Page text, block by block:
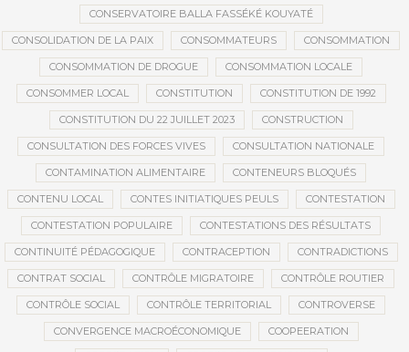
CONSERVATOIRE BALLA FASSÉKÉ KOUYATÉ
CONSOLIDATION DE LA PAIX CONSOMMATEURS CONSOMMATION
CONSOMMATION DE DROGUE CONSOMMATION LOCALE
CONSOMMER LOCAL CONSTITUTION CONSTITUTION DE 1992
CONSTITUTION DU 22 JUILLET 2023 CONSTRUCTION
CONSULTATION DES FORCES VIVES CONSULTATION NATIONALE
CONTAMINATION ALIMENTAIRE CONTENEURS BLOQUÉS
CONTENU LOCAL CONTES INITIATIQUES PEULS CONTESTATION
CONTESTATION POPULAIRE CONTESTATIONS DES RÉSULTATS
CONTINUITÉ PÉDAGOGIQUE CONTRACEPTION CONTRADICTIONS
CONTRAT SOCIAL CONTRÔLE MIGRATOIRE CONTRÔLE ROUTIER
CONTRÔLE SOCIAL CONTRÔLE TERRITORIAL CONTROVERSE
CONVERGENCE MACROÉCONOMIQUE COOPEERATION